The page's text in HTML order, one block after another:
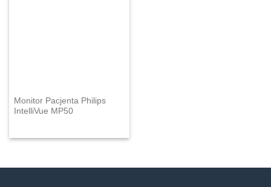
Monitor Pacjenta Philips
IntelliVue MP50